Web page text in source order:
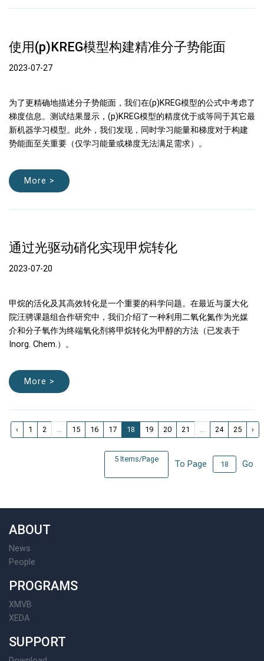
使用(p)KREG模型构建精准分子势能面
2023-07-27
为了更精确地描述分子势能面，我们在(p)KREG模型的公式中考虑了
梯度信息。测试结果显示，(p)KREG模型的精度优于或等同于其它最
新机器学习模型。此外，我们发现，同时学习能量和梯度对于构建
势能面至关重要（仅学习能量或梯度无法满足需求）。
More >
通过光驱动硝化实现甲烷转化
2023-07-20
甲烷的活化及其高效转化是一个重要的科学问题。在最近与厦大化
院汪骋课题组合作研究中，我们介绍了一种利用二氧化氮作为光媒
介和分子氧作为终端氧化剂将甲烷转化为甲醇的方法（已发表于
Inorg. Chem.）。
More >
‹ 1 2 ... 15 16 17 18 19 20 21 ... 24 25 ›
To Page Go
ABOUT
News
People
PROGRAMS
XMVB
XEDA
SUPPORT